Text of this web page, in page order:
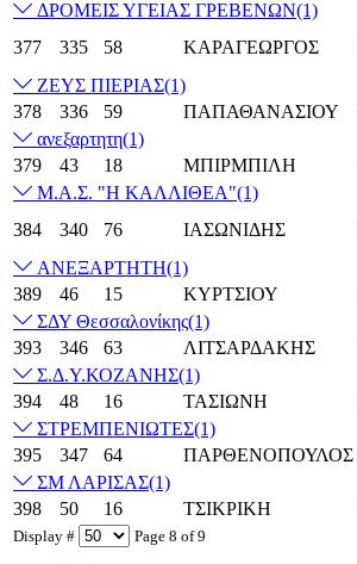
Display # Page 8 of 9
ΔΡΟΜΕΙΣ ΥΓΕΙΑΣ ΓΡΕΒΕΝΩΝ(1)
377
335 58 ΚΑΡΑΓΕΩΡΓΟΣ
ΖΕΥΣ ΠΙΕΡΙΑΣ(1)
378
336 59 ΠΑΠΑΘΑΝΑΣΙΟΥ
ανεξαρτητη(1)
379
43 18 ΜΠΙΡΜΠΙΛΗ
Μ.Α.Σ. "Η ΚΑΛΛΙΘΕΑ"(1)
384
340 76 ΙΑΣΩΝΙΔΗΣ
ΑΝΕΞΑΡΤΗΤΗ(1)
389
46 15 ΚΥΡΤΣΙΟΥ
ΣΔΥ Θεσσαλονίκης(1)
393
346 63 ΛΙΤΣΑΡΔΑΚΗΣ
Σ.Δ.Υ.ΚΟΖΑΝΗΣ(1)
394
48 16 ΤΑΣΙΩΝΗ
ΣΤΡΕΜΠΕΝΙΩΤΕΣ(1)
395
347 64 ΠΑΡΘΕΝΟΠΟΥΛΟΣ
ΣΜ ΛΑΡΙΣΑΣ(1)
398
50 16 ΤΣΙΚΡΙΚΗ